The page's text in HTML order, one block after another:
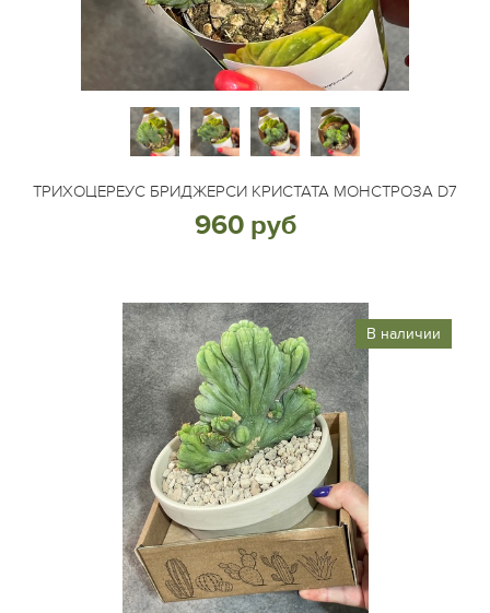
ТРИХОЦЕРЕУС БРИДЖЕРСИ КРИСТАТА МОНСТРОЗА D7
960 руб
В наличии